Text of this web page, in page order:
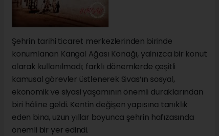
Şehrin tarihi ticaret merkezlerinden birinde
konumlanan Kangal Ağası Konağı, yalnızca bir konut
olarak kullanılmadı; farklı dönemlerde çeşitli
kamusal görevler üstlenerek Sivas’ın sosyal,
ekonomik ve siyasi yaşamının önemli duraklarından
biri hâline geldi. Kentin değişen yapısına tanıklık
eden bina, uzun yıllar boyunca şehrin hafızasında
önemli bir yer edindi.